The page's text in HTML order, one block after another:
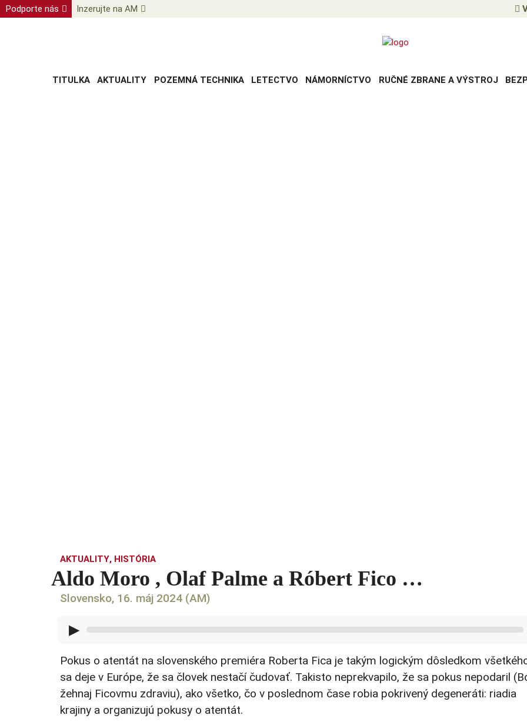
Podporte nás Inzerujte na AM
TITULKA AKTUALITY POZEMNÁ TECHNIKA LETECTVO NÁMORNÍCTVO RUČNÉ ZBRANE A VÝSTROJ
AKTUALITY, HISTÓRIA
Aldo Moro , Olaf Palme a Róbert Fico …
Slovensko, 16. máj 2024 (AM)
▶
Pokus o atentát na slovenského premiéra Roberta Fica je takým logickým dôsledkom
sa deje v Európe, že sa človek nestačí čudovať. Takisto neprekvapilo, že sa pokus nepodaril
žehnaj Ficovmu zdraviu), ako všetko, čo v poslednom čase robia pokrivený degeneráti: riadia
krajiny a organizujú pokusy o atentát.